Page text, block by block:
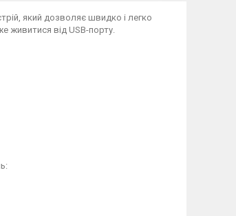
який дозволяє швидко і легко
живитися від USB-порту.